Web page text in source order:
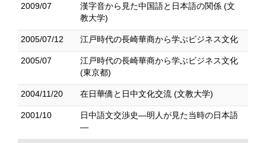
2009/07
漢字音から見た中国語と日本語の関係 (文
教大学)
2005/07/12 江戸時代の長崎華商から学ぶビジネス文化
2005/07
江戸時代の長崎華商から学ぶビジネス文化
(東京都)
2004/11/20 在日華僑と日中文化交流 (文教大学)
2001/10
日中語文交渉史―明人が見た当時の日本語
―